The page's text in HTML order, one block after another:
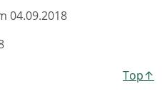
04.09.2018
Top↑